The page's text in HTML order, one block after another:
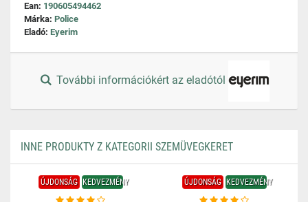
Ean: 190605494462
Márka: Police
Eladó: Eyerim
További információkért az eladótól
INNE PRODUKTY Z KATEGORII SZEMÜVEGKERET
ÚJDONSÁG KEDVEZMÉNY ÚJDONSÁG KEDVEZMÉNY